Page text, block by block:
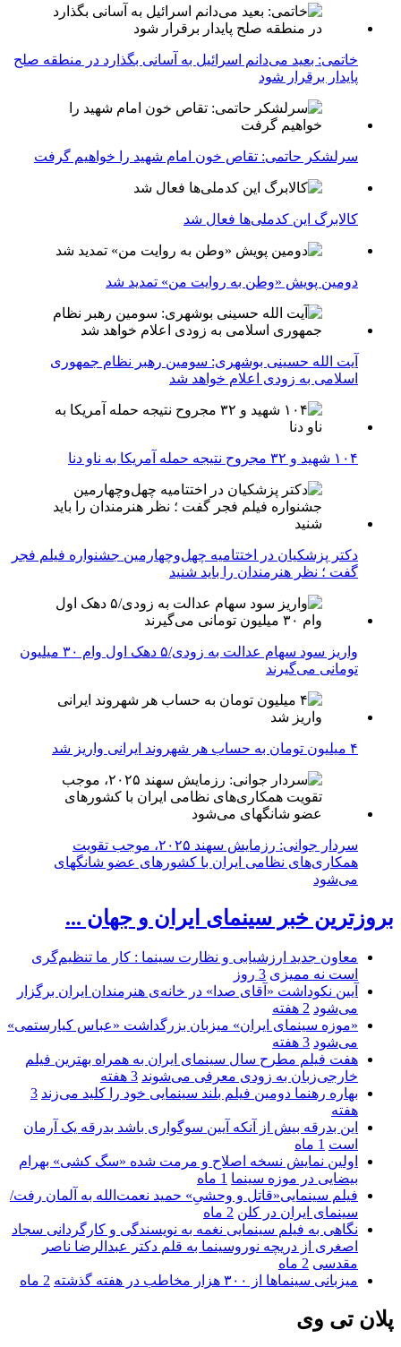
خاتمی: بعید می‌دانم اسرائیل به آسانی بگذارد در منطقه صلح
پایدار برقرار شود
سرلشکر حاتمی: تقاص خون امام شهید را خواهیم گرفت
کالابرگ این کدملی‌ها فعال شد
دومین پویش «وطن به روایت من» تمدید شد
آیت الله حسینی بوشهری: سومین رهبر نظام جمهوری
اسلامی به زودی اعلام خواهد شد
۱۰۴ شهید و ۳۲ مجروح نتیجه حمله آمریکا به ناو دنا
دکتر پزشکیان در اختتامیه چهل‌وچهارمین جشنواره فیلم فجر
گفت ؛ نظر هنرمندان را باید شنید
واریز سود سهام عدالت به زودی/۵ دهک اول وام ۳۰ میلیون
تومانی می‌گیرند
۴ میلیون تومان به حساب هر شهروند ایرانی واریز شد
سردار جوانی: رزمایش سهند ۲۰۲۵، موجب تقویت
همکاری‌های نظامی ایران با کشور‌های عضو شانگهای
می‌شود
بروزترین خبر سینمای ایران و جهان ...
معاون جدید ارزشیابی و نظارت سینما : کار ما تنظیم‌گری
است نه ممیزی 3 روز
آیین نکوداشت «آقای صدا» در خانه‌ی هنرمندان ایران برگزار
می‌شود 2 هفته
«موزه سینمای ایران» میزبان بزرگداشت «عباس کیارستمی»
می‌شود 3 هفته
هفت فیلم مطرح سال سینمای ایران به همراه بهترین فیلم
خارجی‌زبان به زودی معرفی می‌شوند 3 هفته
بهاره رهنما دومین فیلم بلند سینمایی خود را کلید می‌زند 3
هفته
این بدرقه بیش از آنکه آیین سوگواری باشد بدرقه یک آرمان
است 1 ماه
اولین نمایش نسخه اصلاح و مرمت شده «سگ کشی» بهرام
بیضایی در موزه سینما 1 ماه
فیلم سینمایی«قاتل و وحشیِ» حمید نعمت‌الله به آلمان رفت/
سینمای ایران در کلن 2 ماه
نگاهی به فیلم سینمایی نغمه به نویسندگی و کارگردانی سجاد
اصغری از دریچه نوروسینما به قلم دکتر عبدالرضا ناصر
مقدسی 2 ماه
میزبانی سینماها از ۳۰۰ هزار مخاطب در هفته گذشته
2 ماه
پلان تی وی